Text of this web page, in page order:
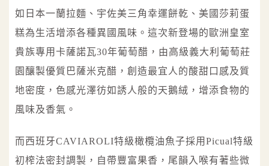
如日本一蘭拉麵、宇佐美三角幸運餅乾、美國莎莉蛋
糕為生活增添各種異國風味。這次新登場的歐洲皇室
貴族專用卡薩諾瓦30年葡萄醋，由高級義大利葡萄莊
園釀製優質巴薩米克醋，創造最宜人的酸甜口感及質
地密度，色感光澤彷如誘人般的天鵝絨，增添食物的
風味及香氣。
而西班牙CAVIAROLI特級橄欖油魚子採用Picual特級
初榨法密封調製，自帶豐富果香，尾韻入喉有著些微